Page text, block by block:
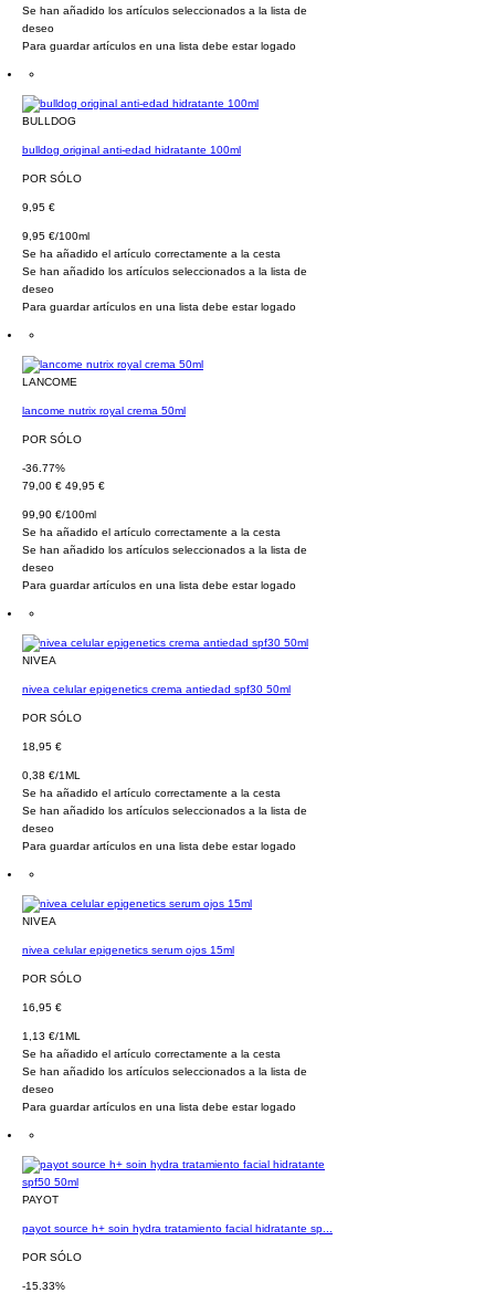
Se han añadido los artículos seleccionados a la lista de
deseo
Para guardar artículos en una lista debe estar logado
BULLDOG
bulldog original anti-edad hidratante 100ml
POR SÓLO
9,95 €
9,95 €/100ml
Se ha añadido el artículo correctamente a la cesta
Se han añadido los artículos seleccionados a la lista de
deseo
Para guardar artículos en una lista debe estar logado
LANCOME
lancome nutrix royal crema 50ml
POR SÓLO
-36.77%
79,00 € 49,95 €
99,90 €/100ml
Se ha añadido el artículo correctamente a la cesta
Se han añadido los artículos seleccionados a la lista de
deseo
Para guardar artículos en una lista debe estar logado
NIVEA
nivea celular epigenetics crema antiedad spf30 50ml
POR SÓLO
18,95 €
0,38 €/1ML
Se ha añadido el artículo correctamente a la cesta
Se han añadido los artículos seleccionados a la lista de
deseo
Para guardar artículos en una lista debe estar logado
NIVEA
nivea celular epigenetics serum ojos 15ml
POR SÓLO
16,95 €
1,13 €/1ML
Se ha añadido el artículo correctamente a la cesta
Se han añadido los artículos seleccionados a la lista de
deseo
Para guardar artículos en una lista debe estar logado
PAYOT
payot source h+ soin hydra tratamiento facial hidratante sp...
POR SÓLO
-15.33%